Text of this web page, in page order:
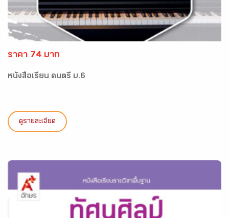
ราคา 74 บาท
หนังสือเรียน ดนตรี ม.6
ดูรายละเอียด